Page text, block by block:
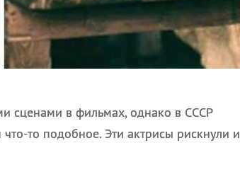
сценами в фильмах, однако в СССР
то подобное. Эти актрисы рискнули и